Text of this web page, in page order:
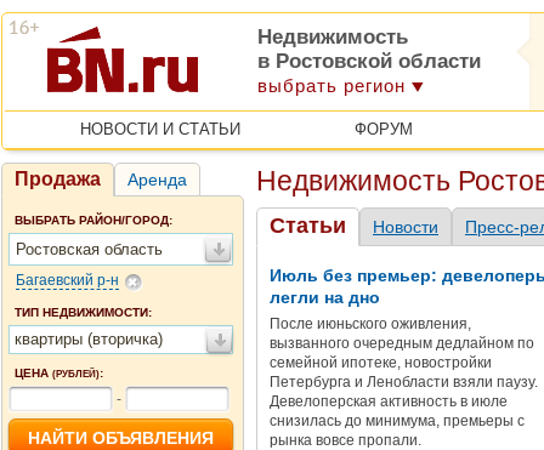
Недвижимость
в Ростовской области
выбрать регион
НОВОСТИ И СТАТЬИ ФОРУМ
Продажа Аренда
ВЫБРАТЬ РАЙОН/ГОРОД:
Ростовская область
Багаевский р-н
ТИП НЕДВИЖИМОСТИ:
квартиры (вторичка)
ЦЕНА (РУБЛЕЙ):
-
Недвижимость
Статьи Новости Пресс-
Июль без премьер:
легли на дно
После июньского оживления,
вызванного очередным дедлайном по
семейной ипотеке, новостройки
Петербурга и Ленобласти взяли паузу.
Девелоперская активность в июле
снизилась до минимума, премьеры с
рынка вовсе пропали.